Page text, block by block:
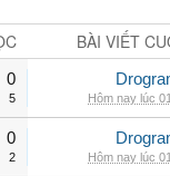
BÀI VIẾT
0
5 Hôm nay lúc
0
2 Hôm nay lúc